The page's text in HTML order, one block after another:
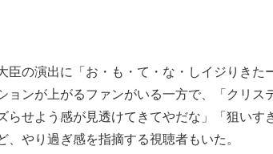
の演出に「お・も・て・な・しイジりきた
ョンが上がるファンがいる一方で、「クリス
らせよう感が見透けてきてやだな」「狙いす
、やり過ぎ感を指摘する視聴者もいた。